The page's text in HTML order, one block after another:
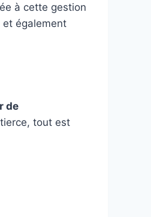
à cette gestion
et également
de
tout est